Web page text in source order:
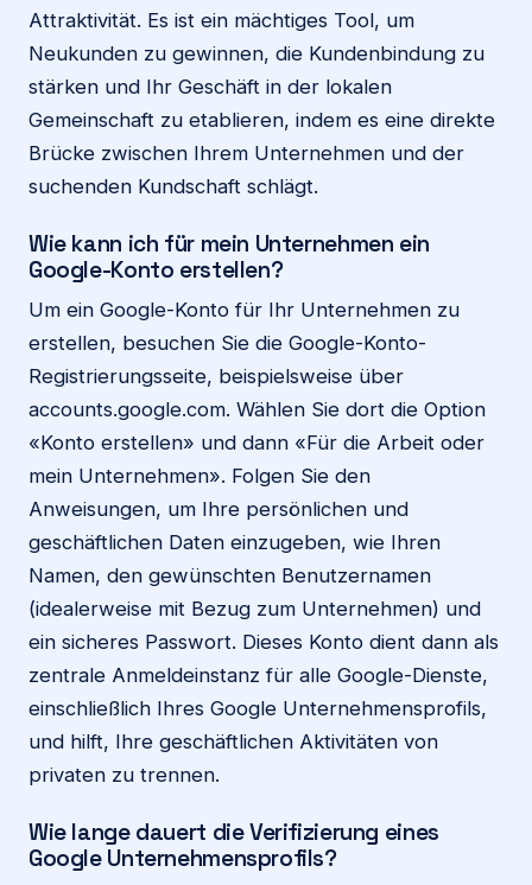
Attraktivität. Es ist ein mächtiges Tool, um
Neukunden zu gewinnen, die Kundenbindung zu
stärken und Ihr Geschäft in der lokalen
Gemeinschaft zu etablieren, indem es eine direkte
Brücke zwischen Ihrem Unternehmen und der
suchenden Kundschaft schlägt.
Wie kann ich für mein Unternehmen ein
Google-Konto erstellen?
Um ein Google-Konto für Ihr Unternehmen zu
erstellen, besuchen Sie die Google-Konto-
Registrierungsseite, beispielsweise über
accounts.google.com. Wählen Sie dort die Option
«Konto erstellen» und dann «Für die Arbeit oder
mein Unternehmen». Folgen Sie den
Anweisungen, um Ihre persönlichen und
geschäftlichen Daten einzugeben, wie Ihren
Namen, den gewünschten Benutzernamen
(idealerweise mit Bezug zum Unternehmen) und
ein sicheres Passwort. Dieses Konto dient dann als
zentrale Anmeldeinstanz für alle Google-Dienste,
einschließlich Ihres Google Unternehmensprofils,
und hilft, Ihre geschäftlichen Aktivitäten von
privaten zu trennen.
Wie lange dauert die Verifizierung eines
Google Unternehmensprofils?